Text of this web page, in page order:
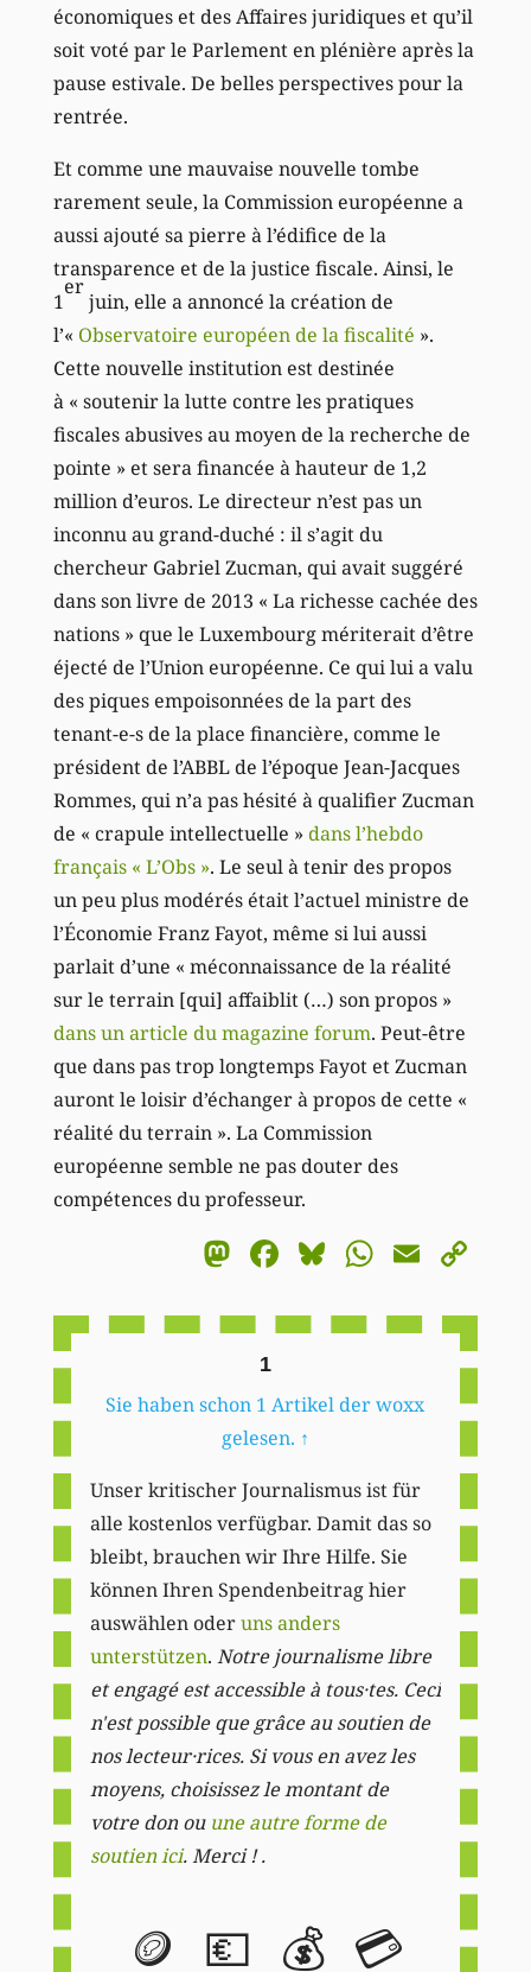
économiques et des Affaires juridiques et qu’il
soit voté par le Parlement en plénière après la
pause estivale. De belles perspectives pour la
rentrée.
Et comme une mauvaise nouvelle tombe
rarement seule, la Commission européenne a
aussi ajouté sa pierre à l’édifice de la
transparence et de la justice fiscale. Ainsi, le
1
er
juin, elle a annoncé la création de
l’« Observatoire européen de la fiscalité ».
Cette nouvelle institution est destinée
à « soutenir la lutte contre les pratiques
fiscales abusives au moyen de la recherche de
pointe » et sera financée à hauteur de 1,2
million d’euros. Le directeur n’est pas un
inconnu au grand-duché : il s’agit du
chercheur Gabriel Zucman, qui avait suggéré
dans son livre de 2013 « La richesse cachée des
nations » que le Luxembourg mériterait d’être
éjecté de l’Union européenne. Ce qui lui a valu
des piques empoisonnées de la part des
tenant-e-s de la place financière, comme le
président de l’ABBL de l’époque Jean-Jacques
Rommes, qui n’a pas hésité à qualifier Zucman
de « crapule intellectuelle »dans l’hebdo
français « L’Obs ». Le seul à tenir des propos
un peu plus modérés était l’actuel ministre de
l’Économie Franz Fayot, même si lui aussi
parlait d’une « méconnaissance de la réalité
sur le terrain [qui] affaiblit (…) son propos »
dans un article du magazine forum. Peut-être
que dans pas trop longtemps Fayot et Zucman
auront le loisir d’échanger à propos de cette «
réalité du terrain ». La Commission
européenne semble ne pas douter des
compétences du professeur.
Mastodon
Facebook
BlueskyEmail
1
Sie haben schon 1 Artikel der woxx
gelesen. ↑
Unser kritischer Journalismus ist für
alle kostenlos verfügbar. Damit das so
bleibt, brauchen wir Ihre Hilfe. Sie
können Ihren Spendenbeitrag hier
auswählen oderuns anders
unterstützen. Notre journalisme libre
et engagé est accessible à tous·tes. Ceci
n'est possible que grâce au soutien de
nos lecteur·rices. Si vous en avez les
moyens, choisissez le montant de
votre don ou une autre forme de
soutien ici. Merci ! .
🪙 💶 💰 💳